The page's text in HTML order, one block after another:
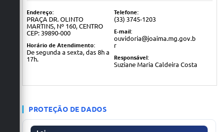
Endereço:
PRAÇA DR. OLINTO
MARTINS, Nº 160, CENTRO
CEP: 39890-000
Horário de Atendimento:
De segunda a sexta, das 8h a
17h.
Telefone:
(33) 3745-1203
E-mail:
ouvidoria@joaima.mg.gov.b
r
Responsável:
Suziane Maria Caldeira Costa
PROTEÇÃO DE DADOS